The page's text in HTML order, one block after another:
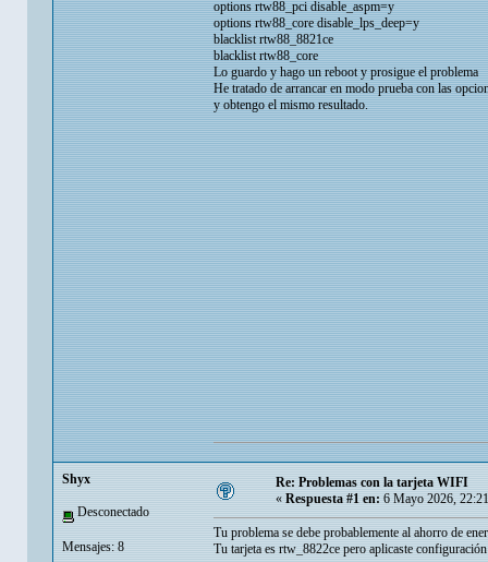
options rtw88_pci disable_aspm=y
options rtw88_core disable_lps_deep=y
blacklist rtw88_8821ce
blacklist rtw88_core
Lo guardo y hago un reboot y prosigue el problema
He tratado de arrancar en modo prueba con las
y obtengo el mismo resultado.
Shyx
Desconectado
Mensajes: 8
Re: Problemas con la tarjeta WIFI
« Respuesta #1 en: 6 Mayo 2026,
Tu problema se debe probablemente al ahorro de
Tu tarjeta es rtw_8822ce pero aplicaste